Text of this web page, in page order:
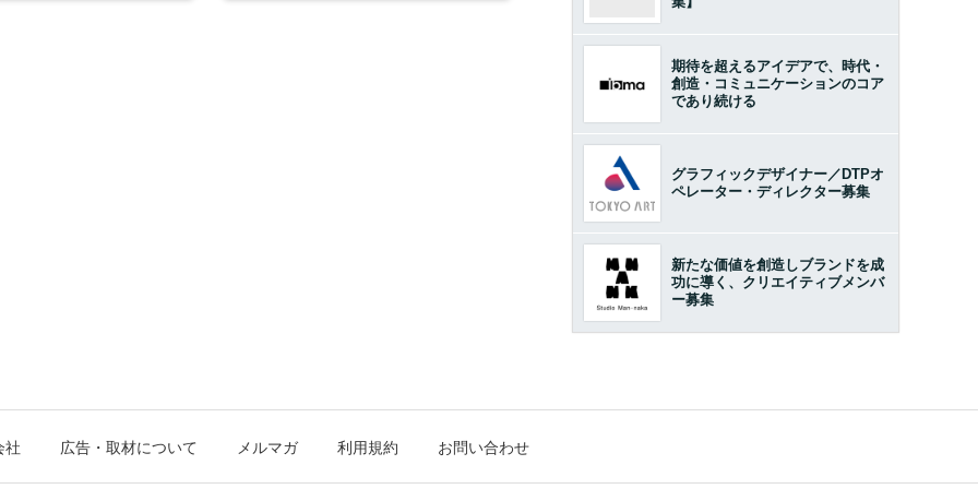
期待を超えるアイデアで、時代・
創造・コミュニケーションのコア
であり続ける
グラフィックデザイナー／DTPオ
ペレーター・ディレクター募集
新たな価値を創造しブランドを成
功に導く、クリエイティブメンバ
ー募集
社 広告・取材について メルマガ 利用規約 お問い合わせ